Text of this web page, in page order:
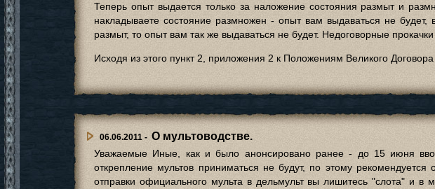
Теперь опыт выдается только за наложение состояния размыт и
накладываете состояние размножен - опыт вам выдаваться не
размыт, то опыт вам так же выдаваться не будет. Недоговорные
Исходя из этого пункт 2, приложения 2 к Положениям Великого
06.06.2011 - О мультоводстве.
Уважаемые Иные, как и было анонсировано ранее - до 15 июня
открепление мультов приниматься не будут, по этому
отправки официального мульта в дельмульт вы лишитесь "слота" и в